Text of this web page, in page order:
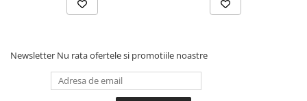
- burete şi velcro de calitate
- grosime 25mm
Newsletter Nu rata ofertele si promotiile noastre